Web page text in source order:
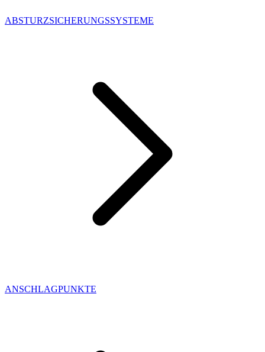
ABSTURZSICHERUNGSSYSTEME
ANSCHLAGPUNKTE